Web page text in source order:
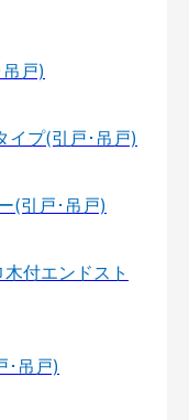
戸)
イプ(引戸･吊戸)
(引戸･吊戸)
付エンドスト
･吊戸)